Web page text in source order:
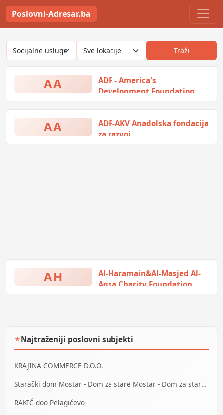
Poslovni-Adresar.ba
Traži
AA
ADF - America's
Development Foundation
AA
ADF-AKV Anadolska fondacija
za razvoj
AH
Al-Haramain&Al-Masjed Al-
Aqsa Charity Foundation
★Najtraženiji poslovni subjekti
KRAJINA COMMERCE D.O.O.
Starački dom Mostar - Dom za stare Mostar - Dom za stara lica Mostar
RAKIĆ doo Pelagićevo